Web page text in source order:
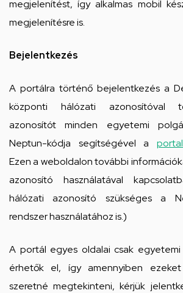
megjelenítést, így alkalmas mobil
megjelenítésre is.
Bejelentkezés
A portálra történő bejelentkezés a
központi hálózati azonosítóval
azonosítót minden egyetemi
Neptun-kódja segítségével a
Ezen a weboldalon további
azonosító használatával
hálózati azonosító szükséges a
rendszer használatához is.)
A portál egyes oldalai csak egyetemi
érhetők el, így amennyiben
szeretné megtekinteni, kérjük